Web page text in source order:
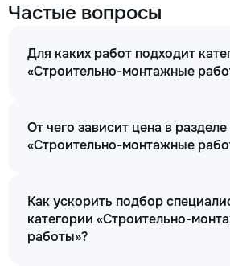
Частые вопросы
Для каких работ подходит
«Строительно-монтажные
От чего зависит цена в разделе
«Строительно-монтажные
Как ускорить подбор
категории «Строительно-
работы»?